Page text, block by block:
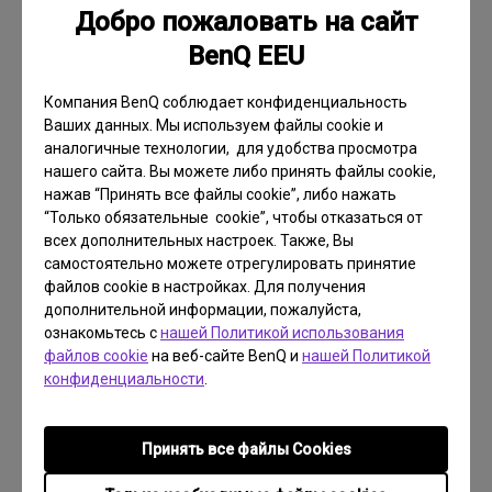
Добро пожаловать на сайт
BenQ EEU
Компания BenQ соблюдает конфиденциальность
Ваших данных. Мы используем файлы cookie и
аналогичные технологии, для удобства просмотра
нашего сайта. Вы можете либо принять файлы cookie,
нажав “Принять все файлы cookie”, либо нажать
“Только обязательные cookie”, чтобы отказаться от
всех дополнительных настроек. Также, Вы
самостоятельно можете отрегулировать принятие
файлов cookie в настройках. Для получения
дополнительной информации, пожалуйста,
ознакомьтесь снашей Политикой использования
файлов cookie на веб-сайте BenQ и нашей Политикой
конфиденциальности
Принять все файлы Сookies
Подробнее